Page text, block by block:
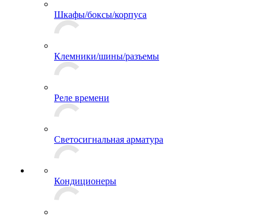
Шкафы/боксы/корпуса
Клемники/шины/разъемы
Реле времени
Светосигнальная арматура
Кондиционеры